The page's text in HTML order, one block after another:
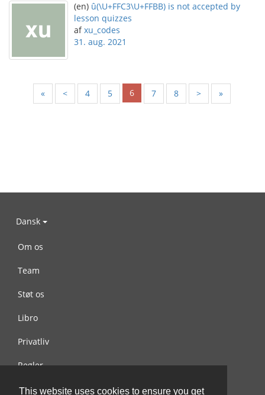
This website uses cookies to ensure you get
(en) û(\U+FFC3\U+FFBB) is not accepted by
lesson quizzes
afxu_codes
31. aug. 2021
« < 4 5 6 7 8 > »
Dansk
Om os
Team
Støt os
Libro
Privatliv
Regler
Kontakt os